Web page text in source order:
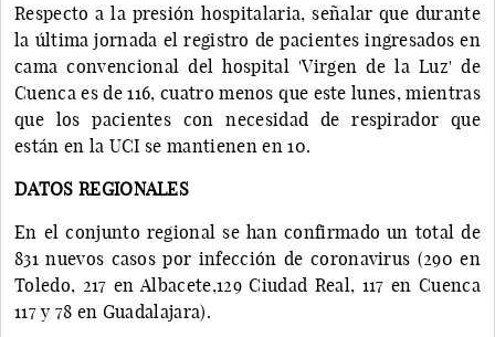
Respecto a la presión hospitalaria, señalar que durante
la última jornada el registro de pacientes ingresados en
cama convencional del hospital 'Virgen de la Luz' de
Cuenca es de 116, cuatro menos que este lunes, mientras
que los pacientes con necesidad de respirador que
están en la UCI se mantienen en 10.
DATOS REGIONALES
En el conjunto regional se han confirmado un total de
831 nuevos casos por infección de coronavirus (290 en
Toledo, 217 en Albacete,129 Ciudad Real, 117 en Cuenca
117 y 78 en Guadalajara).